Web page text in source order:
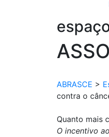
ABRASCE >
contra o
Quanto mais
O incentivo